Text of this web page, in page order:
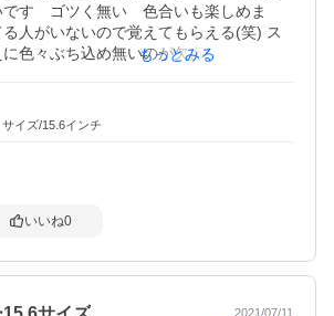
す　ゴツく無い　色合いも楽しめま
人がいないので覚えてもらえる(笑) ス
色々ぶち込め無いのが欠点ですが、十
もっとみる
イズ/15.6インチ
いいね0
2021/07/11